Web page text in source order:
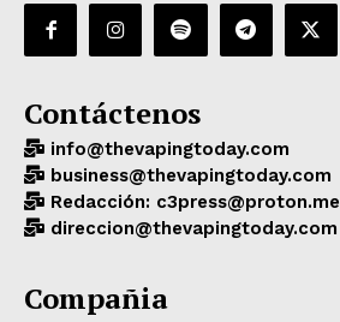
Contáctenos
info@thevapingtoday.com
business@thevapingtoday.com
Redacción: c3press@proton.me
direccion@thevapingtoday.com
Compañia